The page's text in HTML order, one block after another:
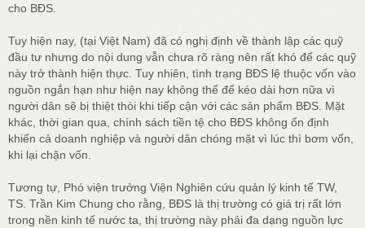
cho BĐS.
Tuy hiện nay, (tại Việt Nam) đã có nghị định về thành lập các quỹ
đầu tư nhưng do nội dung vẫn chưa rõ ràng nên rất khó để các quỹ
này trở thành hiện thực. Tuy nhiên, tình trạng BĐS lệ thuộc vốn vào
nguồn ngắn hạn như hiện nay không thể để kéo dài hơn nữa vì
người dân sẽ bị thiệt thòi khi tiếp cận với các sản phẩm BĐS. Mặt
khác, thời gian qua, chính sách tiền tệ cho BĐS không ổn định
khiến cả doanh nghiệp và người dân chóng mặt vì lúc thì bơm vốn,
khi lại chặn vốn.
Tương tự, Phó viện trưởng Viện Nghiên cứu quản lý kinh tế TW,
TS. Trần Kim Chung cho rằng, BĐS là thị trường có giá trị rất lớn
trong nền kinh tế nước ta, thị trường này phải đa dạng nguồn lực